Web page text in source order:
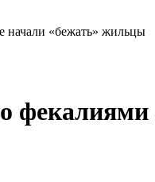
начали «бежать» жильцы